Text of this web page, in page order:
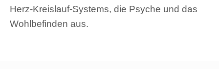
Herz-Kreislauf-Systems, die Psyche und das
Wohlbefinden aus.